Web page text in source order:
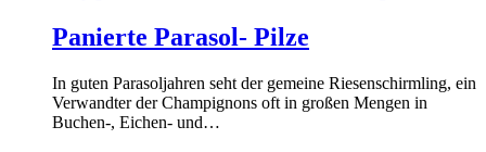
Panierte Parasol- Pilze
In guten Parasoljahren seht der gemeine Riesenschirmling, ein
Verwandter der Champignons oft in großen Mengen in
Buchen-, Eichen- und…